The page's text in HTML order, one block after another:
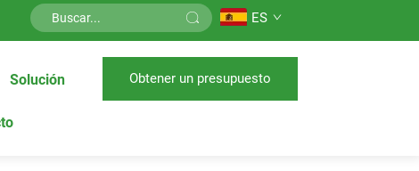
ES
Solución Obtener un presupuesto